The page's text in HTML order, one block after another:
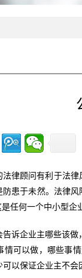
律顾问有利于法
患于未然。法律
任何一个中小型
诉企业主哪些该做
情可以做，哪些事
以保证企业主不会